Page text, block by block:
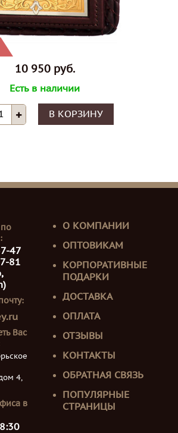
10 950 руб.
Есть в наличии
В КОРЗИНУ
47
81
Вас
4,
в
О КОМПАНИИ
ОПТОВИКАМ
КОРПОРАТИВНЫЕ
ПОДАРКИ
ДОСТАВКА
ОПЛАТА
ОТЗЫВЫ
КОНТАКТЫ
ОБРАТНАЯ СВЯЗЬ
ПОПУЛЯРНЫЕ
СТРАНИЦЫ